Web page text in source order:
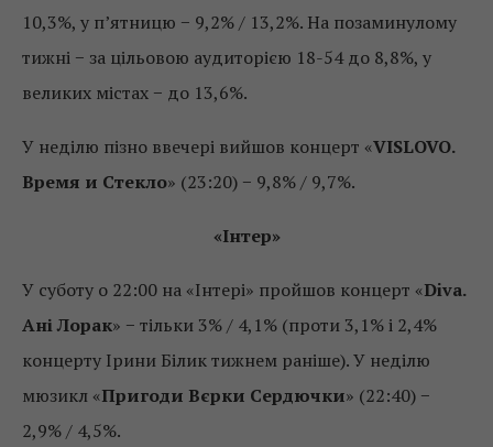
10,3%, у п’ятницю − 9,2% / 13,2%. На позаминулому
тижні − за цільовою аудиторією 18-54 до 8,8%, у
великих містах − до 13,6%.
У неділю пізно ввечері вийшов концерт «VISLOVO.
Время и Стекло» (23:20) − 9,8% / 9,7%.
«Інтер»
У суботу о 22:00 на «Інтері» пройшов концерт «Diva.
Ані Лорак» − тільки 3% / 4,1% (проти 3,1% і 2,4%
концерту Ірини Білик тижнем раніше). У неділю
мюзикл «Пригоди Вєрки Сердючки» (22:40) −
2,9% / 4,5%.